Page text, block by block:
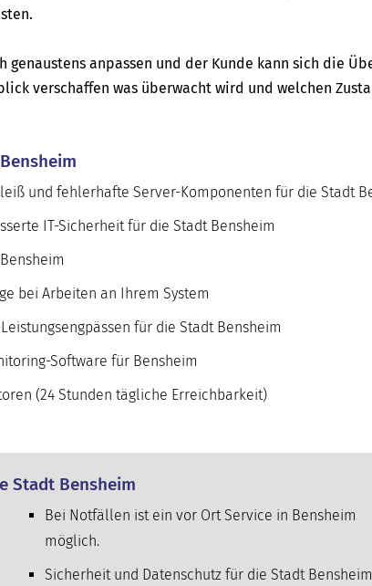
genaustens anpassen und der Kunde kann sich die
verschaffen was überwacht wird und welchen
und fehlerhafte Server-Komponenten für die Stadt
IT-Sicherheit für die Stadt Bensheim
bei Arbeiten an Ihrem System
für die Stadt Bensheim
Software für Bensheim
(24 Stunden tägliche Erreichbarkeit)
Stadt Bensheim
Bei Notfällen ist ein vor Ort Service in Bensheim
möglich.
Sicherheit und Datenschutz für die Stadt Bensheim